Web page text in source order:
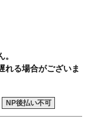
れる場合がございま
NP後払い不可